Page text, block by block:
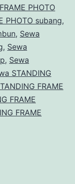
PHOTO
PHOTO subang,
, Sewa
, Sewa
, Sewa
STANDING
FRAME
FRAME
FRAME